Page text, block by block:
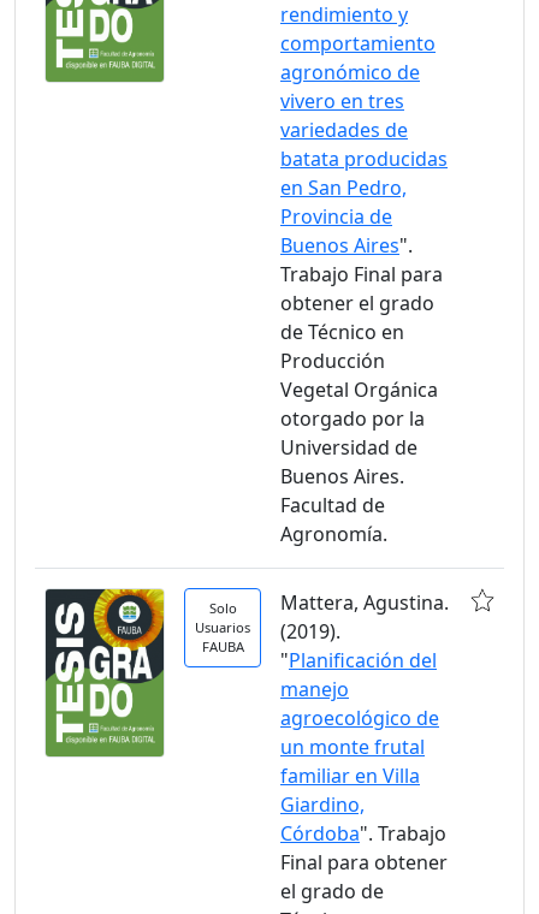
rendimiento y
comportamiento
agronómico de
vivero en tres
variedades de
batata producidas
en San Pedro,
Provincia de
Buenos Aires".
Trabajo Final para
obtener el grado
de Técnico en
Producción
Vegetal Orgánica
otorgado por la
Universidad de
Buenos Aires.
Facultad de
Agronomía.
Solo
Usuarios
FAUBA
Mattera, Agustina.
(2019).
"Planificación del
manejo
agroecológico de
un monte frutal
familiar en Villa
Giardino,
Córdoba". Trabajo
Final para obtener
el grado de